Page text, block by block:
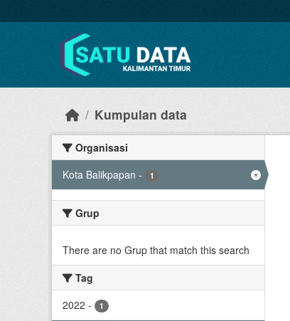
Kumpulan data
Organisasi
Kota Balikpapan - 1
Grup
There are no Grup that match this search
Tag
2022 - 1